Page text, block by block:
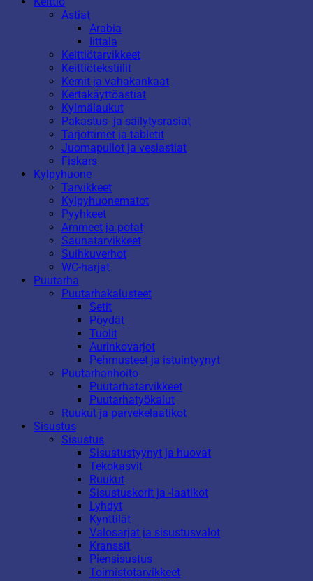
Astiat
Arabia
Iittala
Keittiötarvikkeet
Keittiötekstiilit
Kernit ja vahakankaat
Kertakäyttöastiat
Kylmälaukut
Pakastus- ja säilytysrasiat
Tarjottimet ja tabletit
Juomapullot ja vesiastiat
Fiskars
Kylpyhuone
Tarvikkeet
Kylpyhuonematot
Pyyhkeet
Ammeet ja potat
Saunatarvikkeet
Suihkuverhot
WC-harjat
Puutarha
Puutarhakalusteet
Setit
Pöydät
Tuolit
Aurinkovarjot
Pehmusteet ja istuintyynyt
Puutarhanhoito
Puutarhatarvikkeet
Puutarhatyökalut
Ruukut ja parvekelaatikot
Sisustus
Sisustus
Sisustustyynyt ja huovat
Tekokasvit
Ruukut
Sisustuskorit ja -laatikot
Lyhdyt
Kynttilät
Valosarjat ja sisustusvalot
Kranssit
Piensisustus
Toimistotarvikkeet